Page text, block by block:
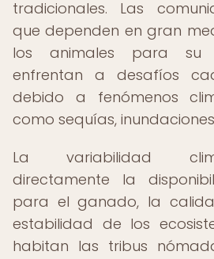
tradicionales. Las
que dependen en gran
los animales para su
enfrentan a desafíos
debido a fenómenos
como sequías,
La variabilidad
directamente la
para el ganado, la
estabilidad de los
habitan las tribus